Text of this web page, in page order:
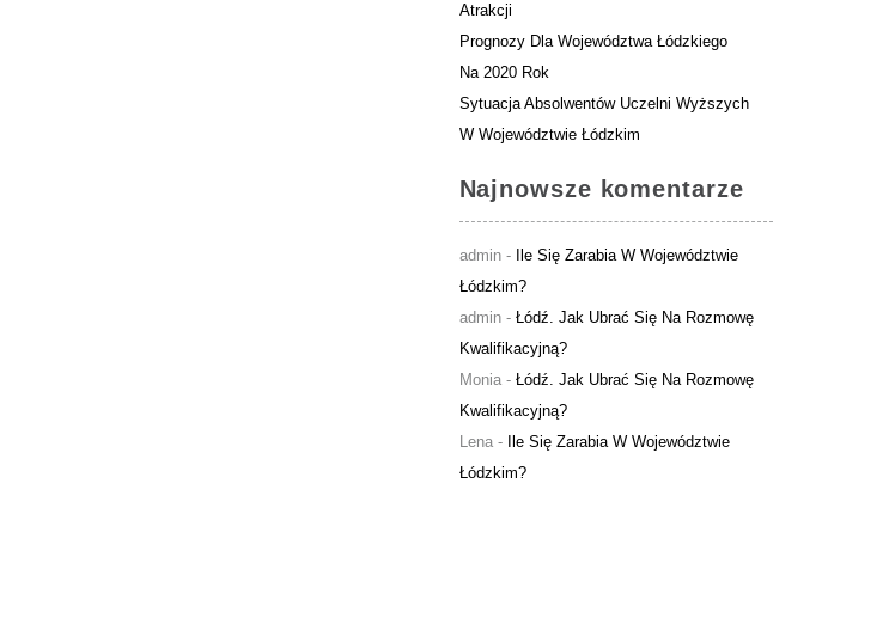
Atrakcji
Prognozy Dla Województwa Łódzkiego
Na 2020 Rok
Sytuacja Absolwentów Uczelni Wyższych
W Województwie Łódzkim
Najnowsze komentarze
admin-
Ile Się Zarabia W Województwie
Łódzkim?
admin- Łódź. Jak Ubrać Się Na Rozmowę
Kwalifikacyjną?
Monia- Łódź. Jak Ubrać Się Na Rozmowę
Kwalifikacyjną?
Lena-
Ile Się Zarabia W Województwie
Łódzkim?